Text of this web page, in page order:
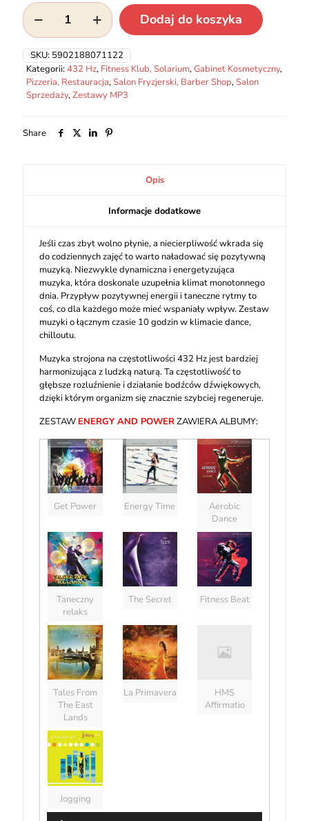
ilość
Energy
and
Power
Dodaj do koszyka
SKU: 5902188071122
Kategorii:432 Hz, Fitness Klub, Solarium,Gabinet Kosmetyczny,
Pizzeria, Restauracja,Salon Fryzjerski, Barber Shop,Salon
Sprzedaży,Zestawy MP3
Share
Opis
Informacje dodatkowe
Jeśli czas zbyt wolno płynie, a niecierpliwość wkrada się
do codziennych zajęć to warto naładować się pozytywną
muzyką. Niezwykle dynamiczna i energetyzująca
muzyka, która doskonale uzupełnia klimat monotonnego
dnia. Przypływ pozytywnej energii i taneczne rytmy to
coś, co dla każdego może mieć wspaniały wpływ. Zestaw
muzyki o łącznym czasie 10 godzin w klimacie dance,
chilloutu.
Muzyka strojona na częstotliwości 432 Hz jest bardziej
harmonizująca z ludzką naturą. Ta częstotliwość to
głębsze rozluźnienie i działanie bodźców dźwiękowych,
dzięki którym organizm się znacznie szybciej regeneruje.
ZESTAW ENERGY AND POWERZAWIERA ALBUMY:
Get Power Energy Time
Aerobic
Dance
Taneczny
relaks
The Secret Fitness Beat
Tales From
The East
Lands
La Primavera
HMS
Affirmatio
Jogging